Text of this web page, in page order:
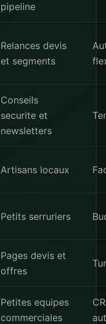
pipeline
Relances devis
et segments
Conseils
securite et
newsletters
Artisans locaux
Petits serruriers
Pages devis et
offres
Petites equipes
commerciales